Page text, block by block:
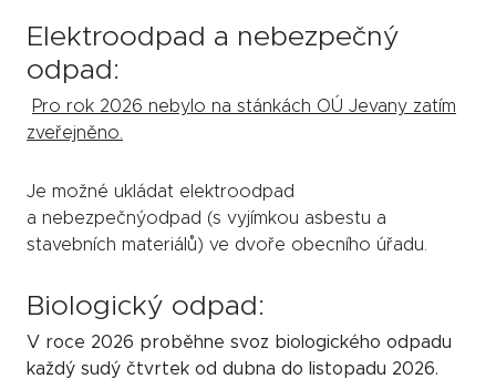
Elektroodpad a nebezpečný
odpad:
Pro rok 2026 nebylo na stánkách OÚ Jevany zatím
zveřejněno.
Je možné ukládat elektroodpad
a nebezpečnýodpad (s vyjímkou asbestu a
stavebních materiálů) ve dvoře obecního úřadu.
Biologický odpad:
V roce 2026 proběhne svoz biologického odpadu
každý sudý čtvrtek od dubna do listopadu 2026.